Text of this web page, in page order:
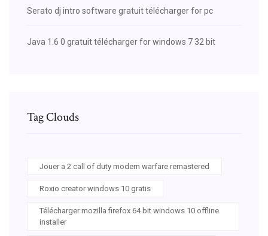
Serato dj intro software gratuit télécharger for pc
Java 1.6 0 gratuit télécharger for windows 7 32 bit
Tag Clouds
Jouer a 2 call of duty modern warfare remastered
Roxio creator windows 10 gratis
Télécharger mozilla firefox 64 bit windows 10 offline
installer